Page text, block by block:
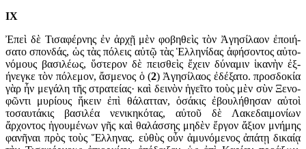
IX
Ἐπεὶ δὲ Τισαφέρνης ἐν ἀρχῇ μὲν φοβηθεὶς τὸν Ἀγησίλαον ἐποιή­
σατο σπονδάς, ὡς τὰς πόλεις αὐτῷ τὰς Ἑλληνίδας ἀφήσοντος αὐτο­
νό­μους βα­σι­λέως, ὕστερον δὲ πεισθεὶς ἔχειν δύναμιν ἱκανὴν ἐξ­
ήνεγκε τὸν πόλεμον, ἄσμε­νος ὁ (2) Ἀγησίλαος ἐδέξατο. προσδοκία
γὰρ ἦν μεγάλη τῆς στρα­τεί­ας· καὶ δεινὸν ἡγεῖτο τοὺς μὲν σὺν Ξενο­
φῶν­τι μυρίους ἥκειν ἐπὶ θά­λατ­ταν, ὁσάκις ἐβουλήθησαν αὐτοὶ
τοσαυ­τάκις βασιλέα νενικηκότας, αὐτοῦ δὲ Λακεδαιμονίων
ἄρχοντος ἡγου­μένων γῆς καὶ θαλάσσης μηδὲν ἔργον ἄξιον μνήμης
φανῆναι πρὸς τοὺς Ἕλληνας. εὐθὺς οὖν ἀμυνόμενος ἀπάτῃ δικαίᾳ